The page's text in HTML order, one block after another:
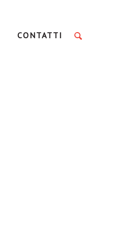
CONTATTI